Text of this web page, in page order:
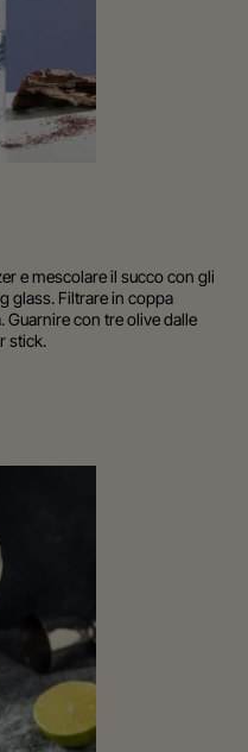
e mescolare il succo con gli
glass. Filtrare in coppa
con tre olive dalle
stick.